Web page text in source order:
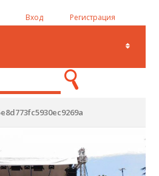
Вход Регистрация